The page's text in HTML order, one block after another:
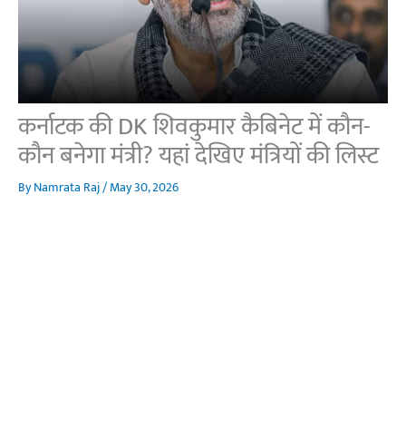
कर्नाटक की DK शिवकुमार कैबिनेट में कौन-
कौन बनेगा मंत्री? यहां देखिए मंत्रियों की लिस्ट
ByNamrata Raj/May 30, 2026